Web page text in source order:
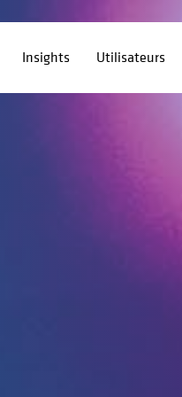
Insights Utilisateurs